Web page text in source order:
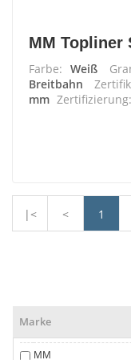
MM Topliner
Farbe: Weiß
Breitbahn
mm Zertifizierung:
|< < 1
Marke
MM